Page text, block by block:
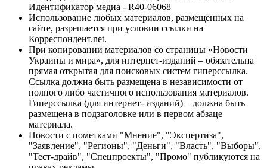
Идентификатор медиа - R40-06068
Использование любых материалов, размещённых на
сайте, разрешается при условии ссылки на
Корреспондент.net.
При копировании материалов со страницы «Новости
Украины и мира», для интернет-изданий – обязательна
прямая открытая для поисковых систем гиперссылка.
Ссылка должна быть размещена в независимости от
полного либо частичного использования материалов.
Гиперссылка (для интернет- изданий) – должна быть
размещена в подзаголовке или в первом абзаце
материала.
Новости с пометками "Мнение", "Экспертиза",
"Заявление", "Регионы", "Деньги", "Власть", "Выборы",
"Тест-драйв", "Спецпроекты", "Промо" публикуются на